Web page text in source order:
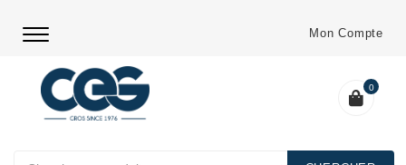
Mon Compte
0